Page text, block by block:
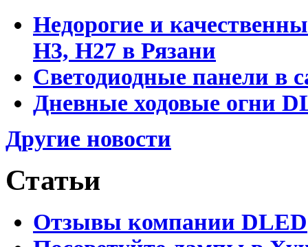
Недорогие и
Н3, Н27 в Рязани
Светодиодные панели в
Дневные ходовые огни
Другие новости
Статьи
Отзывы компании DLED